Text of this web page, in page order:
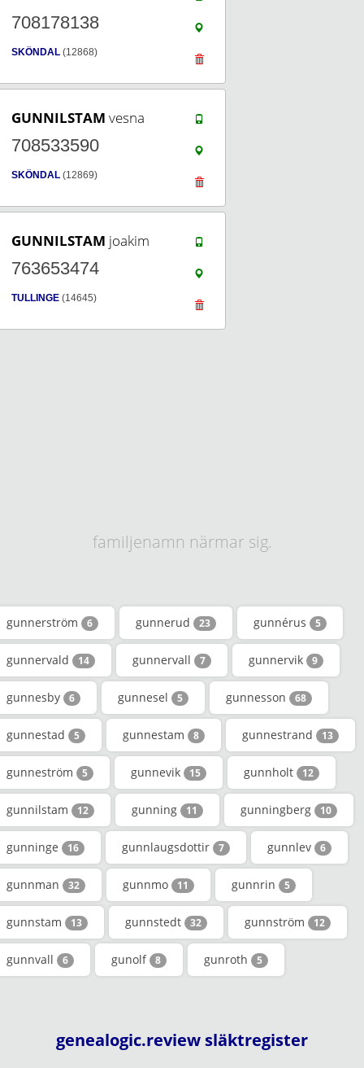
708178138
SKÖNDAL (12868)
GUNNILSTAM vesna
708533590
SKÖNDAL (12869)
GUNNILSTAM joakim
763653474
TULLINGE (14645)
familjenamn närmar sig.
gunnerström 6 gunnerud 23 gunnérus 5
gunnervald 14 gunnervall 7 gunnervik 9
gunnesby 6 gunnesel 5 gunnesson 68
gunnestad 5 gunnestam 8 gunnestrand 13
gunneström 5 gunnevik 15 gunnholt 12
gunnilstam 12 gunning 11 gunningberg 10
gunninge 16 gunnlaugsdottir 7 gunnlev 6
gunnman 32 gunnmo 11 gunnrin 5
gunnstam 13 gunnstedt 32 gunnström 12
gunnvall 6 gunolf 8 gunroth 5
genealogic.review släktregister